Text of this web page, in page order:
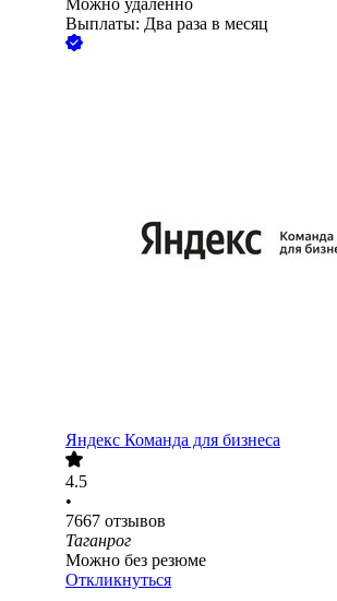
Можно удалённо
Выплаты: Два раза в месяц
Яндекс Команда для бизнеса
4.5
•
7667 отзывов
Таганрог
Можно без резюме
Откликнуться